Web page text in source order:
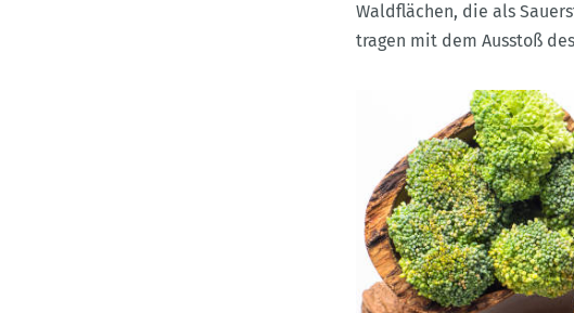
Waldflächen, die als
tragen mit dem Ausstoß